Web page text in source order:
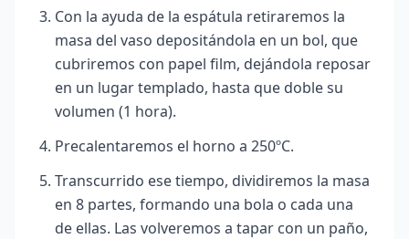
Con la ayuda de la espátula retiraremos la
masa del vaso depositándola en un bol, que
cubriremos con papel film, dejándola reposar
en un lugar templado, hasta que doble su
volumen (1 hora).
Precalentaremos el horno a 250ºC.
Transcurrido ese tiempo, dividiremos la masa
en 8 partes, formando una bola o cada una
de ellas. Las volveremos a tapar con un paño,